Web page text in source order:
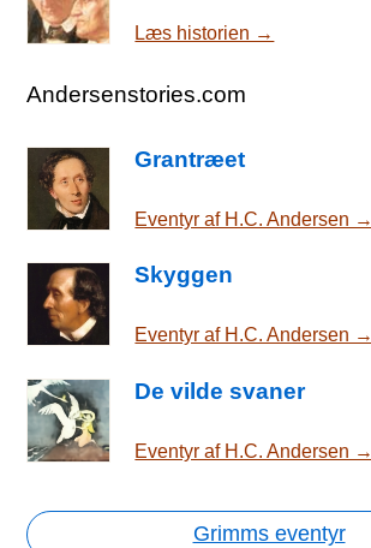
Læs historien →
Andersenstories.com
Grantræet
Eventyr af H.C. Andersen →
Skyggen
Eventyr af H.C. Andersen →
De vilde svaner
Eventyr af H.C. Andersen →
Grimms eventyr